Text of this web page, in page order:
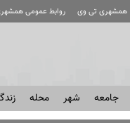
همشهری تی وی روابط عمومی
جامعه شهر محله